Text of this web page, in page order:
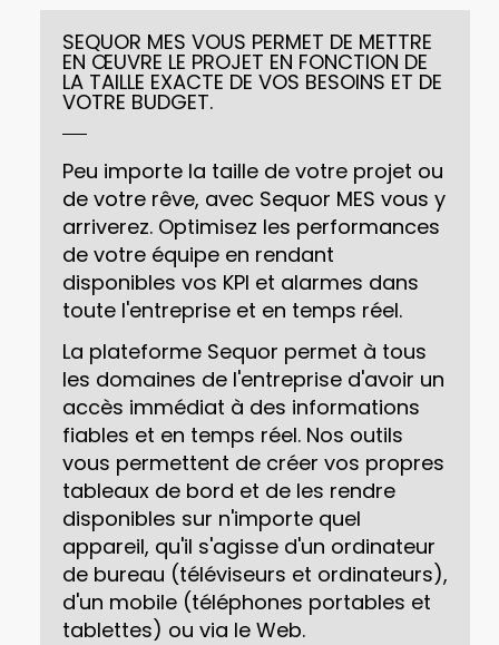
SEQUOR MES VOUS PERMET DE METTRE
EN ŒUVRE LE PROJET EN FONCTION DE
LA TAILLE EXACTE DE VOS BESOINS ET DE
VOTRE BUDGET.
Peu importe la taille de votre projet ou
de votre rêve, avec Sequor MES vous y
arriverez. Optimisez les performances
de votre équipe en rendant
disponibles vos KPI et alarmes dans
toute l'entreprise et en temps réel.
La plateforme Sequor permet à tous
les domaines de l'entreprise d'avoir un
accès immédiat à des informations
fiables et en temps réel. Nos outils
vous permettent de créer vos propres
tableaux de bord et de les rendre
disponibles sur n'importe quel
appareil, qu'il s'agisse d'un ordinateur
de bureau (téléviseurs et ordinateurs),
d'un mobile (téléphones portables et
tablettes) ou via le Web.